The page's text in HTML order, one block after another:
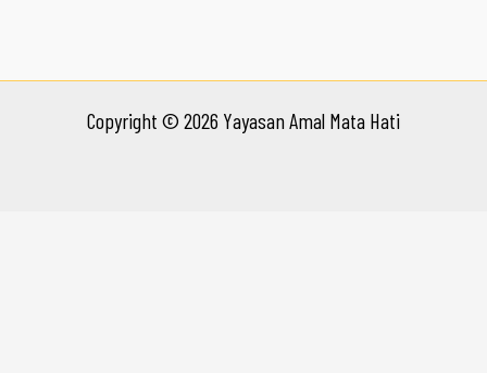
Copyright © 2026 Yayasan Amal Mata Hati